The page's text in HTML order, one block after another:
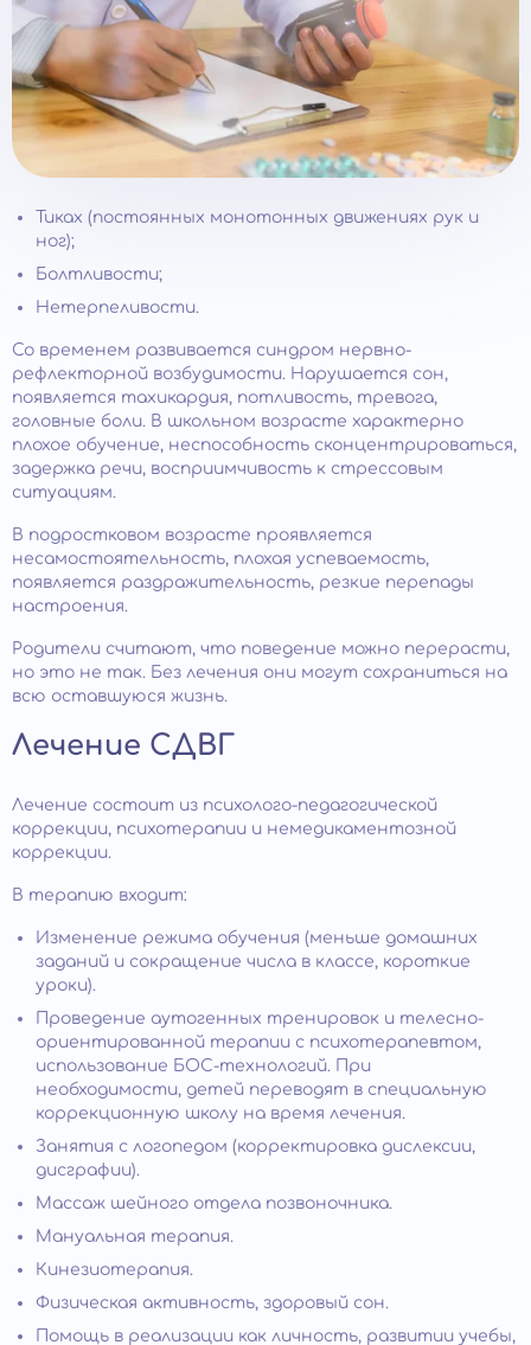
Тиках (постоянных монотонных движениях рук и
ног);
Болтливости;
Нетерпеливости.
Со временем развивается синдром нервно-
рефлекторной возбудимости. Нарушается сон,
появляется тахикардия, потливость, тревога,
головные боли. В школьном возрасте характерно
плохое обучение, неспособность сконцентрироваться,
задержка речи, восприимчивость к стрессовым
ситуациям.
В подростковом возрасте проявляется
несамостоятельность, плохая успеваемость,
появляется раздражительность, резкие перепады
настроения.
Родители считают, что поведение можно перерасти,
но это не так. Без лечения они могут сохраниться на
всю оставшуюся жизнь.
Лечение СДВГ
Лечение состоит из психолого-педагогической
коррекции, психотерапии и немедикаментозной
коррекции.
В терапию входит:
Изменение режима обучения (меньше домашних
заданий и сокращение числа в классе, короткие
уроки).
Проведение аутогенных тренировок и телесно-
ориентированной терапии с психотерапевтом,
использование БОС-технологий. При
необходимости, детей переводят в специальную
коррекционную школу на время лечения.
Занятия с логопедом (корректировка дислексии,
дисграфии).
Массаж шейного отдела позвоночника.
Мануальная терапия.
Кинезиотерапия.
Физическая активность, здоровый сон.
Помощь в реализации как личность, развитии учебы,